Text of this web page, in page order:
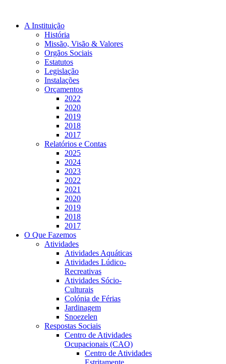
A Instituição
História
Missão, Visão & Valores
Orgãos Sociais
Estatutos
Legislação
Instalações
Orçamentos
2022
2020
2019
2018
2017
Relatórios e Contas
2025
2024
2023
2022
2021
2020
2019
2018
2017
O Que Fazemos
Atividades
Atividades Aquáticas
Atividades Lúdico-
Recreativas
Atividades Sócio-
Culturais
Colónia de Férias
Jardinagem
Snoezelen
Respostas Sociais
Centro de Atividades
Ocupacionais (CAO)
Centro de Atividades
Estritamente